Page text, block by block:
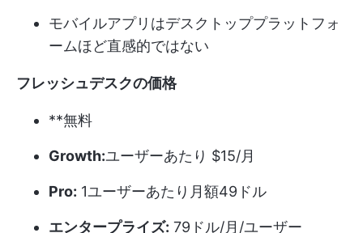
モバイルアプリはデスクトッププラットフォ
ームほど直感的ではない
フレッシュデスクの価格
**無料
Growth:ユーザーあたり $15/月
Pro: 1ユーザーあたり月額49ドル
エンタープライズ: 79ドル/月/ユーザー